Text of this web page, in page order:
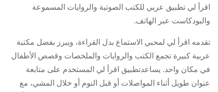
اقرأ لي تطبيق عربي للكتب الصوتية والروايات المسموعة
والبودكاست عبر الهاتف.
تقدمه اقرأ لي لمحبي الاستماع بدل القراءة، ويبرز بفضل مكتبة
عربية كبيرة تجمع الكتب والروايات والملخصات وقصص الأطفال
في مكان واحد. يساعدتطبيق اقرأ لي المستخدم على متابعة
عنوان طويل أثناء المواصلات أو قبل النوم أو خلال المشي، مع